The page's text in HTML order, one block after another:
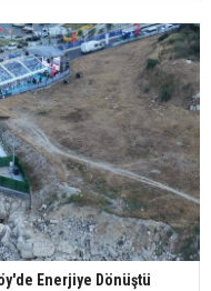
Enerjiye Dönüştü